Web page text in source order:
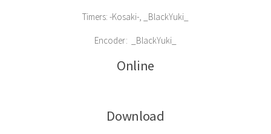
Timers: -Kosaki-, _BlackYuki_
Encoder: _BlackYuki_
Online
Download